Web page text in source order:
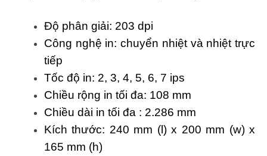
Độ phân giải: 203 dpi
Công nghệ in: chuyển nhiệt và nhiệt trực
tiếp
Tốc độ in: 2, 3, 4, 5, 6, 7 ips
Chiều rộng in tối đa: 108 mm
Chiều dài in tối đa : 2.286 mm
Kích thước: 240 mm (l) x 200 mm (w) x
165 mm (h)